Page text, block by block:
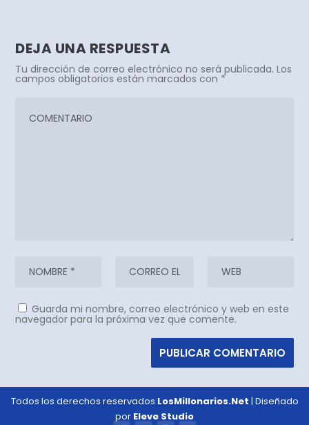
DEJA UNA RESPUESTA
Tu dirección de correo electrónico no será publicada. Los
campos obligatorios están marcados con *
Guarda mi nombre, correo electrónico y web en este
navegador para la próxima vez que comente.
Todos los derechos reservados LosMillonarios.Net | Diseñado
por Eleve Studio